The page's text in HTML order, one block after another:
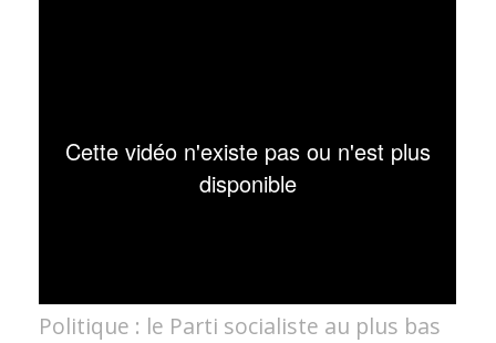
Politique : le Parti socialiste au plus bas